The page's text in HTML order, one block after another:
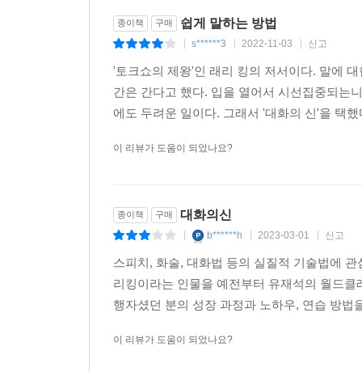
종이책 구매 쉽게 말하는 방법
s******3 2022-11-03 신고
'토크쇼의 제왕'인 래리 킹의 저서이다. 말에
간은 간다고 했다. 입을 열어서 시선집중되는
에도 두려운 일이다. 그래서 '대화의 신'을 택
이 리뷰가 도움이 되었나요?
종이책 구매 대화의신
b******h 2023-03-01 신고
스피치, 화술, 대화법 등의 실질적 기술법에
리킹이라는 인물을 예전부터 유재석의 월드
행자셨던 분의 성장 과정과 노하우, 연습 방
이 리뷰가 도움이 되었나요?